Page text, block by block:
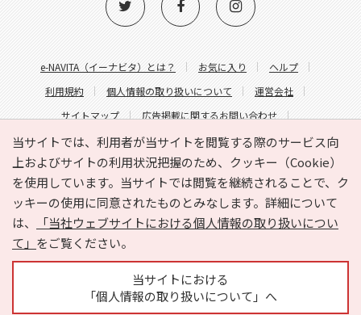
当サイトでは、利用者が当サイトを閲覧する際のサービス向
上およびサイトの利用状況把握のため、クッキー（Cookie）
を使用しています。当サイトでは閲覧を継続されることで、ク
ッキーの使用に同意されたものとみなします。詳細について
は、
「当社ウェブサイトにおける個人情報の取り扱いについ
て」 をご覧ください。
当サイトにおける
「個人情報の取り扱いについて」へ
e-NAVITA（イーナビタ）とは？ お気に入り
ヘルプ
利用規約
個人情報の取り扱いについて
運営会社
サイトマップ
広告掲載に関するお問い合わせ
サイトの内容に関するお問い合わせ
Copyright © HYOJITO.Co.,Ltd. All Rights Reserved.